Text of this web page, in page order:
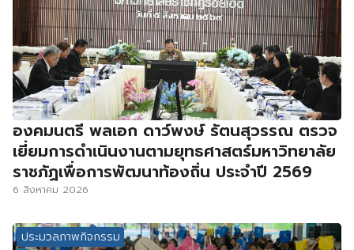
องคมนตรี พลเอก ดาว์พงษ์ รัตนสุวรรณ ตรวจ
เยี่ยมการดำเนินงานตามยุทธศาสตร์มหาวิทยาลัย
ราชภัฏเพื่อการพัฒนาท้องถิ่น ประจำปี 2569
6 สิงหาคม 2026
ประมวลภาพกิจกรรม